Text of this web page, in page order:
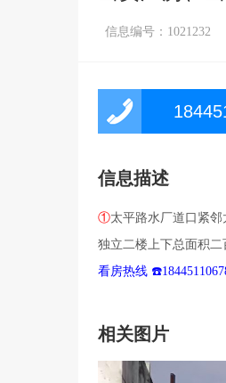
信息编号：1021232
信息描述
①太平路水厂道口紧邻
独立二楼上下总面积二
看房热线
相关图片